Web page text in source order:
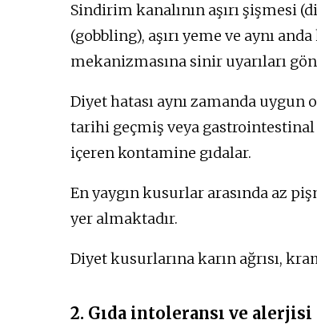
Sindirim kanalının aşırı şişmesi
(gobbling), aşırı yeme ve aynı
mekanizmasına sinir uyarıları
Diyet hatası aynı zamanda
tarihi geçmiş veya
içeren kontamine gıdalar.
En yaygın kusurlar arasında az
yer almaktadır.
Diyet kusurlarına karın ağrısı,
2. Gıda intoleransı ve alerjisi